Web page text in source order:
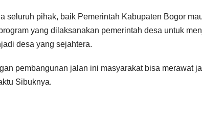
seluruh pihak, baik Pemerintah Kabupaten Bogor
yang dilaksanakan pemerintah desa untuk
desa yang sejahtera.
pembangunan jalan ini masyarakat bisa merawat
Sibuknya.